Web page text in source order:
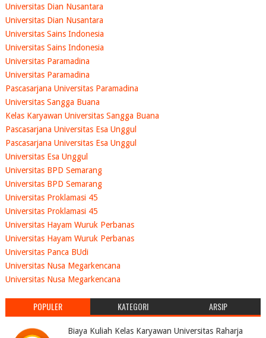
Universitas Dian Nusantara
Universitas Dian Nusantara
Universitas Sains Indonesia
Universitas Sains Indonesia
Universitas Paramadina
Universitas Paramadina
Pascasarjana Universitas Paramadina
Universitas Sangga Buana
Kelas Karyawan Universitas Sangga Buana
Pascasarjana Universitas Esa Unggul
Pascasarjana Universitas Esa Unggul
Universitas Esa Unggul
Universitas BPD Semarang
Universitas BPD Semarang
Universitas Proklamasi 45
Universitas Proklamasi 45
Universitas Hayam Wuruk Perbanas
Universitas Hayam Wuruk Perbanas
Universitas Panca BUdi
Universitas Nusa Megarkencana
Universitas Nusa Megarkencana
POPULER KATEGORI ARSIP
Biaya Kuliah Kelas Karyawan Universitas Raharja